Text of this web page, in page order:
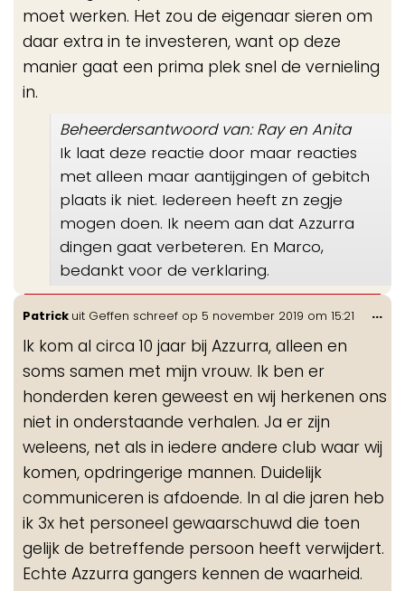
moet werken. Het zou de eigenaar sieren om
daar extra in te investeren, want op deze
manier gaat een prima plek snel de vernieling
in.
Beheerdersantwoord van: Ray en Anita
Ik laat deze reactie door maar reacties
met alleen maar aantijgingen of gebitch
plaats ik niet. Iedereen heeft zn zegje
mogen doen. Ik neem aan dat Azzurra
dingen gaat verbeteren. En Marco,
bedankt voor de verklaring.
Patrick uit Geffen schreef op 5 november 2019 om 15:21
Ik kom al circa 10 jaar bij Azzurra, alleen en
soms samen met mijn vrouw. Ik ben er
honderden keren geweest en wij herkenen ons
niet in onderstaande verhalen. Ja er zijn
weleens, net als in iedere andere club waar wij
komen, opdringerige mannen. Duidelijk
communiceren is afdoende. In al die jaren heb
ik 3x het personeel gewaarschuwd die toen
gelijk de betreffende persoon heeft verwijdert.
Echte Azzurra gangers kennen de waarheid.
...